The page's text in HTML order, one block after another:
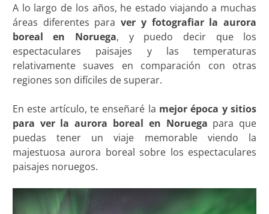
A lo largo de los años, he estado viajando a muchas
áreas diferentes paraver y fotografiar la aurora
boreal en Noruega, y puedo decir que los
espectaculares paisajes y las temperaturas
relativamente suaves en comparación con otras
regiones son difíciles de superar.
En este artículo, te enseñaré la mejor época y sitios
para ver la aurora boreal en Noruega para que
puedas tener un viaje memorable viendo la
majestuosa aurora boreal sobre los espectaculares
paisajes noruegos.